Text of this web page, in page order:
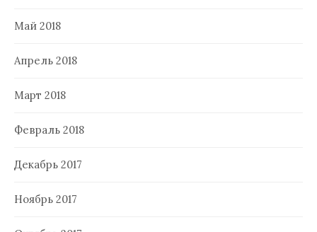
Май 2018
Апрель 2018
Март 2018
Февраль 2018
Декабрь 2017
Ноябрь 2017